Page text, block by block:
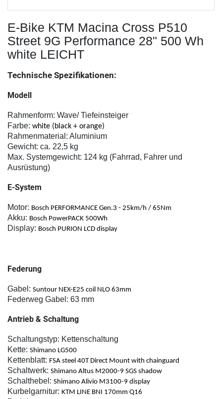
E-Bike KTM Macina Cross P510
Street 9G Performance 28" 500 Wh
white LEICHT
Technische Spezifikationen:
Modell
Rahmenform: Wave/ Tiefeinsteiger
Farbe: white (black + orange)
Rahmenmaterial: Aluminium
Gewicht: ca. 22,5 kg
Max. Systemgewicht: 124 kg (Fahrrad, Fahrer und
Ausrüstung)
E-System
Motor: Bosch PERFORMANCE Gen.3 - 25km/h / 65Nm
Akku: Bosch PowerPACK 500Wh
Display: Bosch PURION LCD display
Federung
Gabel: Suntour NEX-E25 coil NLO 63mm
Federweg Gabel: 63 mm
Antrieb & Schaltung
Schaltungstyp: Kettenschaltung
Kette: Shimano LG500
Kettenblatt: FSA steel 40T Direct Mount with chainguard
Schaltwerk: Shimano Altus M2000-9 SGS shadow
Schalthebel: Shimano Alivio M3100-9 display
Kurbelgarnitur: KTM LINE BNI 170mm Q16